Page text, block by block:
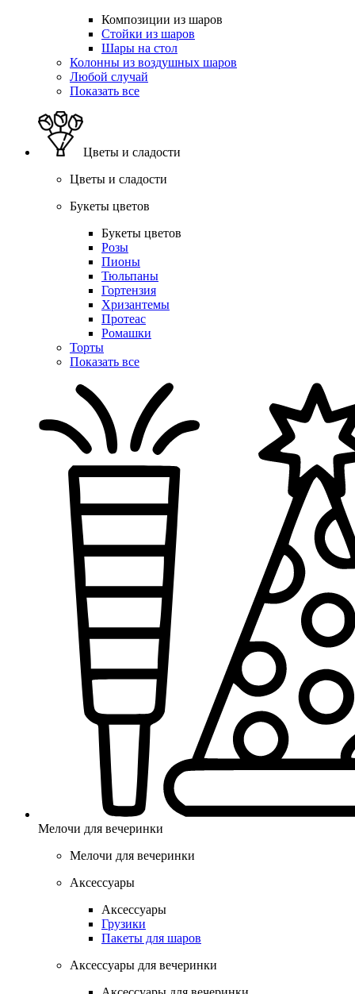
Композиции из шаров
Стойки из шаров
Шары на стол
Колонны из воздушных шаров
Любой случай
Показать все
Цветы и сладости
Цветы и сладости
Букеты цветов
Букеты цветов
Розы
Пионы
Тюльпаны
Гортензия
Хризантемы
Протеас
Ромашки
Торты
Показать все
Мелочи для вечеринки
Мелочи для вечеринки
Аксессуары
Аксессуары
Грузики
Пакеты для шаров
Аксессуары для вечеринки